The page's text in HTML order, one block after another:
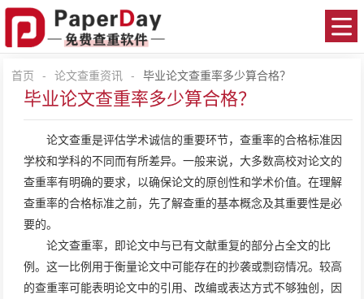
首页 - 论文查重资讯 - 毕业论文查重率多少算合格？
毕业论文查重率多少算合格？
论文查重是评估学术诚信的重要环节，查重率的合格标准因
学校和学科的不同而有所差异。一般来说，大多数高校对论文的
查重率有明确的要求，以确保论文的原创性和学术价值。在理解
查重率的合格标准之前，先了解查重的基本概念及其重要性是必
要的。
论文查重率，即论文中与已有文献重复的部分占全文的比
例。这一比例用于衡量论文中可能存在的抄袭或剽窃情况。较高
的查重率可能表明论文中的引用、改编或表达方式不够独创，因